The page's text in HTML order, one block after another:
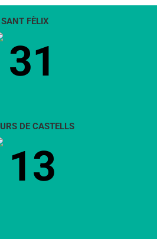
SANT FÈLIX
31
DE CASTELLS
13